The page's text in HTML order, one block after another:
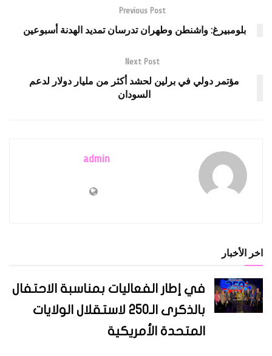
Previous Post
بلومبيرغ: واشنطن وطهران تدرسان تمديد الهدنة أسبوعين
Next Post
مؤتمر دولي في برلين لحشد أكثر من مليار دولار لدعم
السودان
admin
اخر الأخبار
في إطار الفعاليات بمناسبة الاحتفال
بالذكرى الـ250 لاستقلال الولايات
المتحدة الأمريكية